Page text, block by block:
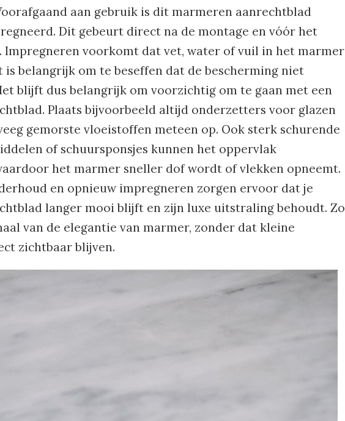
aan gebruik is dit marmeren aanrechtblad
Dit gebeurt direct na de montage en vóór het
Impregneren voorkomt dat vet, water of vuil in het marmer
belangrijk om te beseffen dat de bescherming niet
blijft dus belangrijk om voorzichtig om te gaan met een
Plaats bijvoorbeeld altijd onderzetters voor glazen
gemorste vloeistoffen meteen op. Ook sterk schurende
of schuursponsjes kunnen het oppervlak
het marmer sneller dof wordt of vlekken opneemt.
en opnieuw impregneren zorgen ervoor dat je
langer mooi blijft en zijn luxe uitstraling behoudt. Zo
van de elegantie van marmer, zonder dat kleine
zichtbaar blijven.